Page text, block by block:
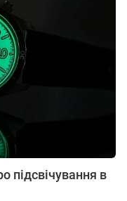
підсвічування в